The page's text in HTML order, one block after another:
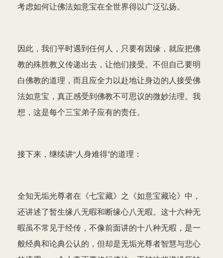
考虑如何让佛法如意宝在全世界得以广泛弘扬。
因此，我们平时遇到任何人，只要有因缘，就应把佛
教的殊胜教义传递出去，让他们接受。不但自己要明
白佛教的道理，而且应全力以赴地让身边的人接受佛
法如意宝，真正感受到佛教不可思议的微妙法理。我
想，这是每个三宝弟子应有的责任。
接下来，继续讲“人身难得”的道理：
全知无垢光尊者在《七宝藏》之《如意宝藏论》中，
还讲述了暂生缘八无暇和断缘心八无暇。这十六种无
暇虽不常见于经传，不像前面讲的十八种无暇，是一
般经典和论典公认的，但却是无垢光尊者智慧与悲心